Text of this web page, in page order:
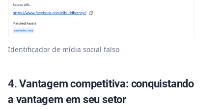
Identificador de mídia social falso
4.Vantagem competitiva: conquistando
a vantagem em seu setor